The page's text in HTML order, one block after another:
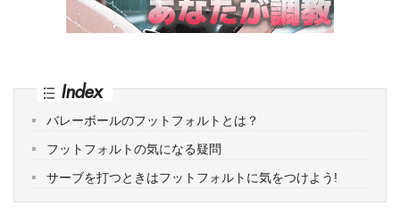
Index
バレーボールのフットフォルトとは？
フットフォルトの気になる疑問
サーブを打つときはフットフォルトに気をつけよう!